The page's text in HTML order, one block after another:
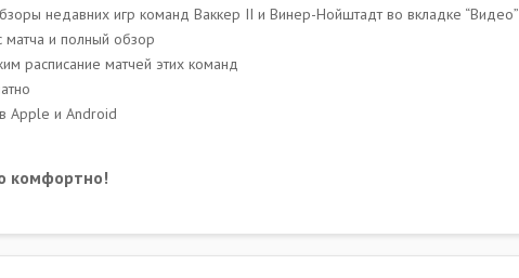
недавних игр команд Ваккер II и Винер-Нойштадт во вкладке “Видео”
и полный обзор
расписание матчей этих команд
Apple и Android
комфортно!